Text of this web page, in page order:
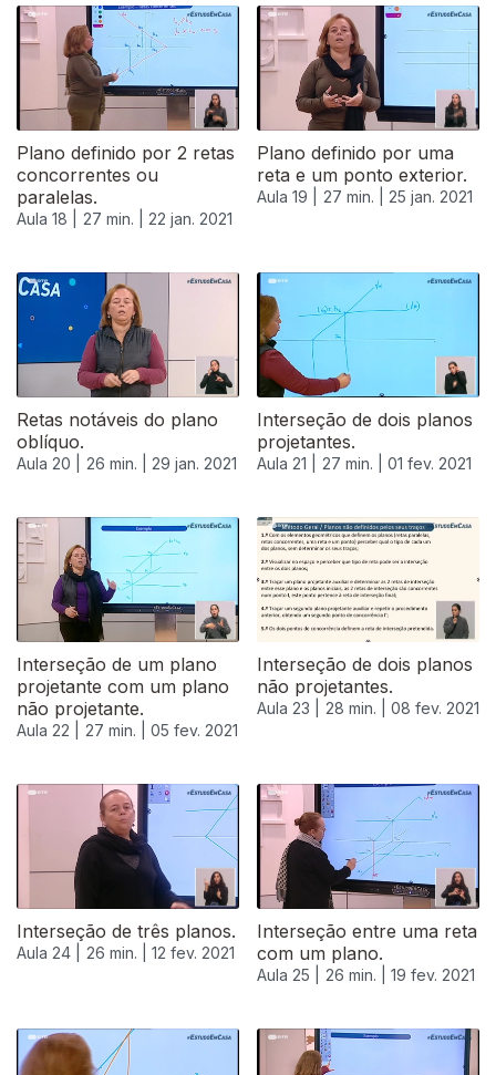
Plano definido por 2 retas
concorrentes ou
paralelas.
Aula 18 | 27 min. | 22 jan. 2021
Plano definido por uma
reta e um ponto exterior.
Aula 19 | 27 min. | 25 jan. 2021
Retas notáveis do plano
oblíquo.
Aula 20 | 26 min. | 29 jan. 2021
Interseção de dois planos
projetantes.
Aula 21 | 27 min. | 01 fev. 2021
Interseção de um plano
projetante com um plano
não projetante.
Aula 22 | 27 min. | 05 fev. 2021
Interseção de dois planos
não projetantes.
Aula 23 | 28 min. | 08 fev. 2021
522831
Interseção de três planos.
Aula 24 | 26 min. | 12 fev. 2021
Interseção entre uma reta
com um plano.
Aula 25 | 26 min. | 19 fev. 2021